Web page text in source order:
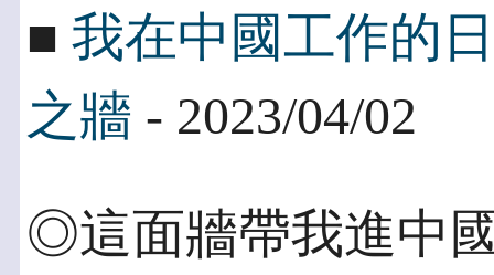
■ 我在中國工作的
之牆 - 2023/04/02
◎這面牆帶我進中